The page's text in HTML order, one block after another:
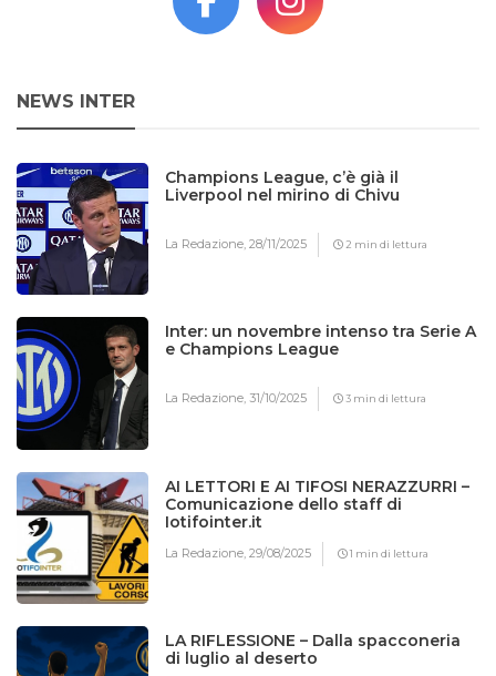
NEWS INTER
Champions League, c’è già il
Liverpool nel mirino di Chivu
La Redazione,28/11/2025 2 min di lettura
Inter: un novembre intenso tra Serie A
e Champions League
La Redazione,31/10/2025 3 min di lettura
AI LETTORI E AI TIFOSI NERAZZURRI –
Comunicazione dello staff di
Iotifointer.it
La Redazione,29/08/2025 1 min di lettura
LA RIFLESSIONE – Dalla spacconeria
di luglio al deserto